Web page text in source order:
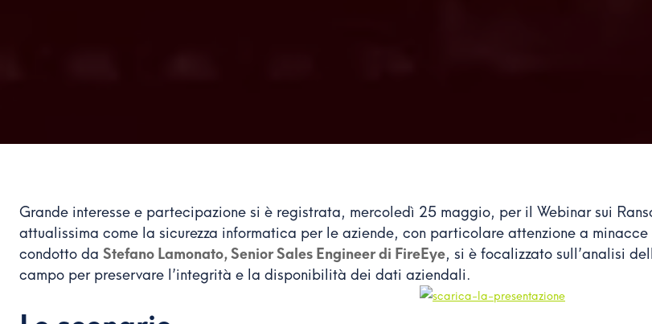
Grande interesse e partecipazione si è registrata, mercoledì 25 maggio, per il Webinar sui
attualissima come la sicurezza informatica per le aziende, con particolare attenzione a minacce
condotto da Stefano Lamonato, Senior Sales Engineer di FireEye, si è focalizzato sull’analisi
campo per preservare l’integrità e la disponibilità dei dati aziendali.